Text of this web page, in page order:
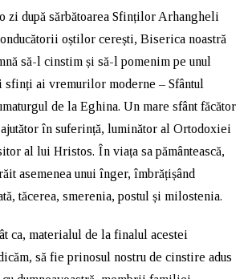
zi după sărbătoarea Sfinților Arhangheli
oștilor cerești, Biserica noastră
să-l cinstim și să-l pomenim pe unul
ai vremurilor moderne – Sfântul
de la Eghina. Un mare sfânt făcător
în suferință, luminător al Ortodoxiei
al lui Hristos. În viața sa pământească,
asemenea unui înger, îmbrățișând
tăcerea, smerenia, postul și milostenia.
ca, materialul de la finalul acestei
să fie prinosul nostru de cinstire adus